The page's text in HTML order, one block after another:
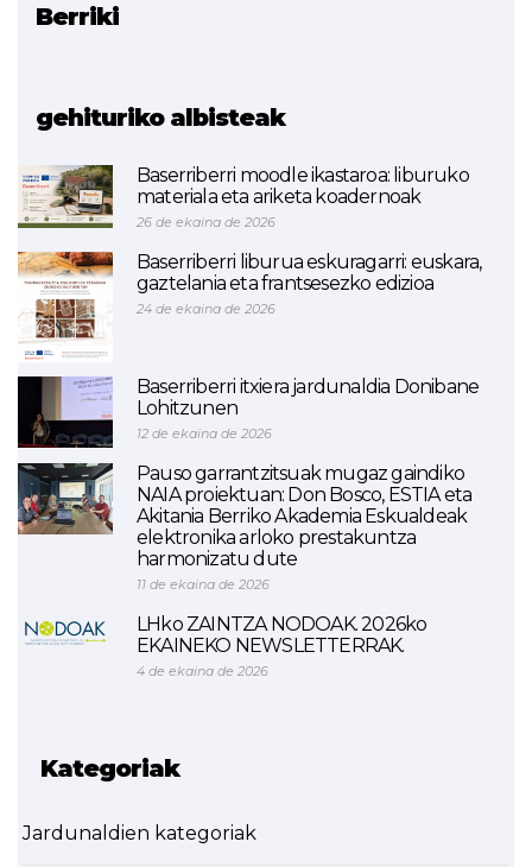
Berriki
gehituriko albisteak
Baserriberri moodle ikastaroa: liburuko
materiala eta ariketa koadernoak
26 de ekaina de 2026
Baserriberri liburua eskuragarri: euskara,
gaztelania eta frantsesezko edizioa
24 de ekaina de 2026
Baserriberri itxiera jardunaldia Donibane
Lohitzunen
12 de ekaina de 2026
Pauso garrantzitsuak mugaz gaindiko
NAIA proiektuan: Don Bosco, ESTIA eta
Akitania Berriko Akademia Eskualdeak
elektronika arloko prestakuntza
harmonizatu dute
11 de ekaina de 2026
LHko ZAINTZA NODOAK. 2026ko
EKAINEKO NEWSLETTERRAK.
4 de ekaina de 2026
Kategoriak
Jardunaldien kategoriak